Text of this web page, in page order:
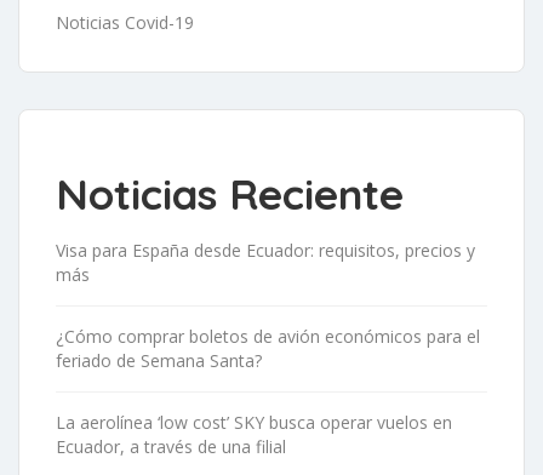
Noticias Covid-19
Noticias Reciente
Visa para España desde Ecuador: requisitos, precios y
más
¿Cómo comprar boletos de avión económicos para el
feriado de Semana Santa?
La aerolínea ‘low cost’ SKY busca operar vuelos en
Ecuador, a través de una filial